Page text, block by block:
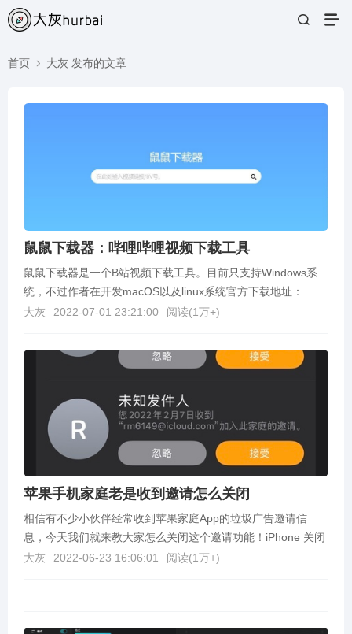
首页 大灰 发布的文章
鼠鼠下载器：哔哩哔哩视频下载工具
鼠鼠下载器是一个B站视频下载工具。目前只支持Windows系
统，不过作者在开发macOS以及linux系统官方下载地址：
https://github.com/M...
大灰 2022-07-01 23:21:00 阅读(1万+)
苹果手机家庭老是收到邀请怎么关闭
相信有不少小伙伴经常收到苹果家庭App的垃圾广告邀请信
息，今天我们就来教大家怎么关闭这个邀请功能！iPhone 关闭
家庭邀请1.首先我们打开手机「设置」，进入设...
大灰 2022-06-23 16:06:01 阅读(1万+)